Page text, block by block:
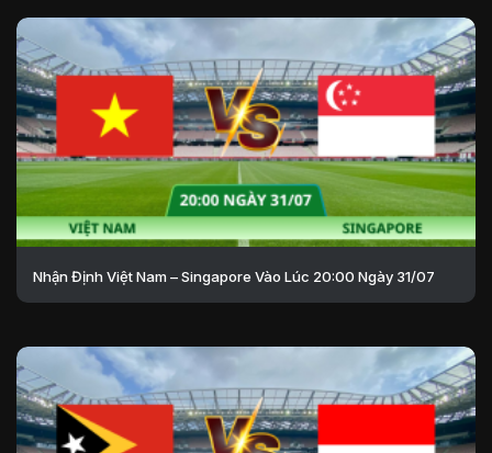
Nhận Định Việt Nam – Singapore Vào Lúc 20:00 Ngày 31/07